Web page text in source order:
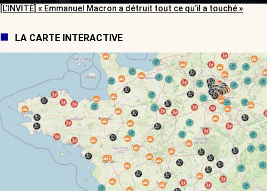
[L’INVITÉ] « Emmanuel Macron a détruit tout ce qu’il a touché »
LA CARTE INTERACTIVE